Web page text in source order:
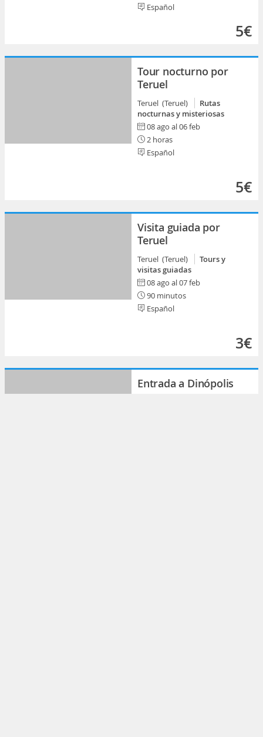
Español
5€
Tour nocturno por
Teruel
Teruel (Teruel)
Rutas
nocturnas y misteriosas
08 ago al 06 feb
2 horas
Español
5€
Visita guiada por
Teruel
Teruel (Teruel)
Tours y
visitas guiadas
08 ago al 07 feb
90 minutos
Español
3€
Entrada a Dinópolis